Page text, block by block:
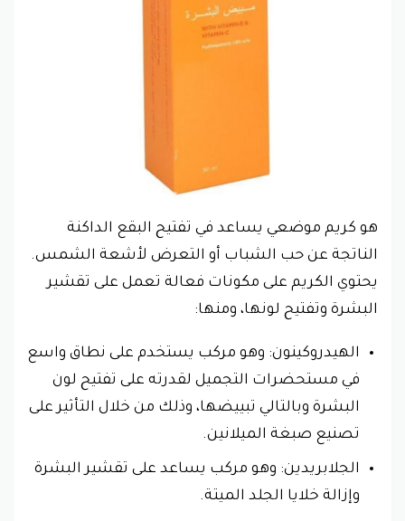
هو كريم موضعي يساعد في تفتيح البقع الداكنة
الناتجة عن حب الشباب أو التعرض لأشعة الشمس.
يحتوي الكريم على مكونات فعالة تعمل على تقشير
البشرة وتفتيح لونها، ومنها:
الهيدروكينون: وهو مركب يستخدم على نطاق واسع
في مستحضرات التجميل لقدرته على تفتيح لون
البشرة وبالتالي تبييضها، وذلك من خلال التأثير على
تصنيع صبغة الميلانين.
الجلابريدين: وهو مركب يساعد على تقشير البشرة
وإزالة خلايا الجلد الميتة.